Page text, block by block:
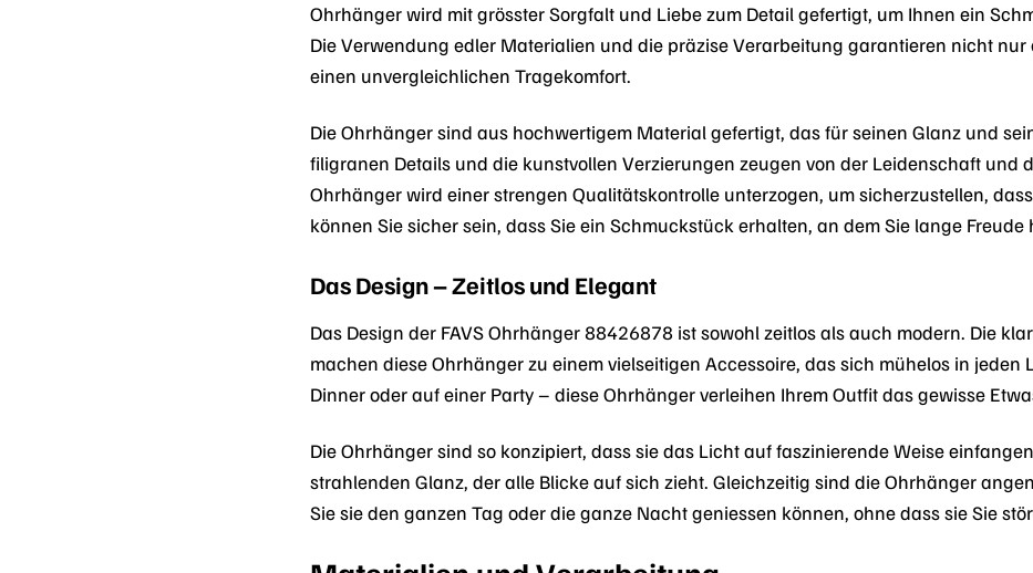
Ohrhänger wird mit grösster Sorgfalt und Liebe zum Detail gefertigt, um Ihnen ein
Die Verwendung edler Materialien und die präzise Verarbeitung garantieren nicht
einen unvergleichlichen Tragekomfort.
Die Ohrhänger sind aus hochwertigem Material gefertigt, das für seinen Glanz und
filigranen Details und die kunstvollen Verzierungen zeugen von der Leidenschaft und
Ohrhänger wird einer strengen Qualitätskontrolle unterzogen, um sicherzustellen,
können Sie sicher sein, dass Sie ein Schmuckstück erhalten, an dem Sie lange Freude
Das Design – Zeitlos und Elegant
Das Design der FAVS Ohrhänger 88426878 ist sowohl zeitlos als auch modern. Die
machen diese Ohrhänger zu einem vielseitigen Accessoire, das sich mühelos in jeden
Dinner oder auf einer Party – diese Ohrhänger verleihen Ihrem Outfit das gewisse
Die Ohrhänger sind so konzipiert, dass sie das Licht auf faszinierende Weise
strahlenden Glanz, der alle Blicke auf sich zieht. Gleichzeitig sind die Ohrhänger
Sie sie den ganzen Tag oder die ganze Nacht geniessen können, ohne dass sie Sie